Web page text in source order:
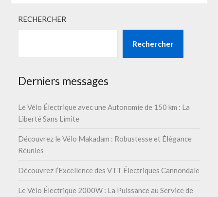
RECHERCHER
Rechercher
Derniers messages
Le Vélo Électrique avec une Autonomie de 150 km : La
Liberté Sans Limite
Découvrez le Vélo Makadam : Robustesse et Élégance
Réunies
Découvrez l’Excellence des VTT Électriques Cannondale
Le Vélo Électrique 2000W : La Puissance au Service de